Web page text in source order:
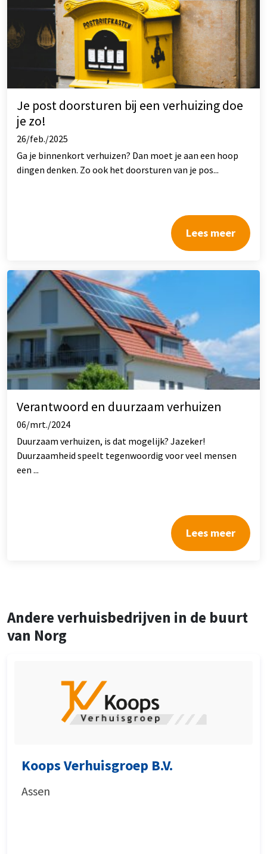
Je post doorsturen bij een verhuizing doe
je zo!
26/feb./2025
Ga je binnenkort verhuizen? Dan moet je aan een hoop
dingen denken. Zo ook het doorsturen van je pos...
Lees meer
Verantwoord en duurzaam verhuizen
06/mrt./2024
Duurzaam verhuizen, is dat mogelijk? Jazeker!
Duurzaamheid speelt tegenwoordig voor veel mensen
een ...
Lees meer
Andere verhuisbedrijven in de buurt
van Norg
Koops Verhuisgroep B.V.
Assen